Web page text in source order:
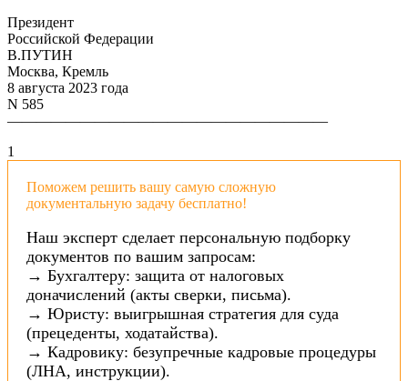
Президент
Российской Федерации
В.ПУТИН
Москва, Кремль
8 августа 2023 года
N 585
——————————————————————
1
Поможем решить вашу самую сложную
документальную задачу бесплатно!
Наш эксперт сделает персональную подборку
документов по вашим запросам:
→ Бухгалтеру: защита от налоговых
доначислений (акты сверки, письма).
→ Юристу: выигрышная стратегия для суда
(прецеденты, ходатайства).
→ Кадровику: безупречные кадровые процедуры
(ЛНА, инструкции).